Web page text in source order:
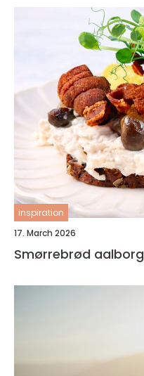
inspiration
17. March 2026
Smørrebrød aalborg